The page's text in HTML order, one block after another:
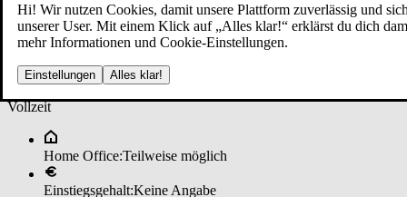
Hi! Wir nutzen Cookies, damit unsere Plattform zuverlässig und
unserer User. Mit einem Klick auf „Alles klar!“ erklärst du dich
mehr Informationen und Cookie-Einstellungen.
Einstellungen Alles klar!
Fi­nan­zie­rungs­be­ra­ter (m/w/d)
Vollzeit
Home Office:Teilweise möglich
Einstiegsgehalt:Keine Angabe